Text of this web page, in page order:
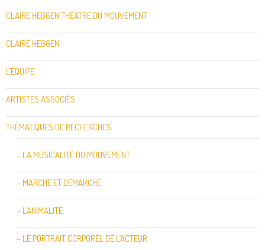
CLAIRE HEGGEN THÉÂTRE DU MOUVEMENT
CLAIRE HEGGEN
L’ÉQUIPE
ARTISTES ASSOCIÉS
THÉMATIQUES DE RECHERCHES
– LA MUSICALITÉ DU MOUVEMENT
– MARCHE ET DÉMARCHE
– L’ANIMALITÉ
– LE PORTRAIT CORPOREL DE L’ACTEUR